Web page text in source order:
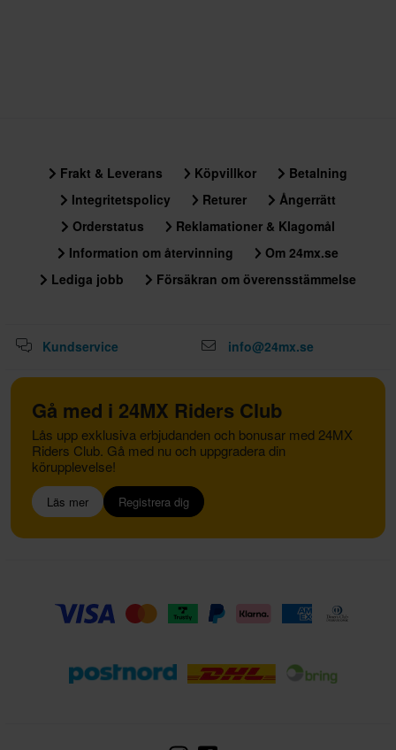
Frakt & Leverans Köpvillkor
Betalning
Integritetspolicy
Returer
Ångerrätt
Orderstatus
Reklamationer & Klagomål
Information om återvinning
Om 24mx.se
Lediga jobb
Försäkran om överensstämmelse
Kundservice info@24mx.se
Gå med i 24MX Riders Club
Lås upp exklusiva erbjudanden och bonusar med 24MX
Riders Club. Gå med nu och uppgradera din
körupplevelse!
Läs mer Registrera dig